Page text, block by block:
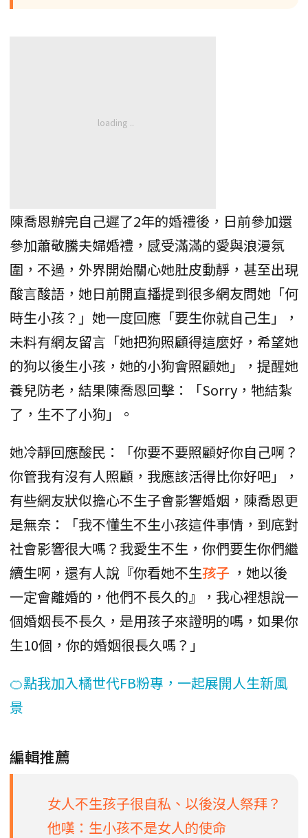
陳喬恩辦完自己遲了2年的婚禮後，日前參加還
參加蕭敬騰夫婦婚禮，感受滿滿的愛與浪漫氛
圍，不過，外界開始關心她肚皮動靜，甚至出現
酸言酸語，她日前開直播提到很多網友問她「何
時生小孩？」她一度回應「要生你就自己生」，
未料有網友留言「她把狗照顧得這麼好，希望她
的狗以後生小孩，她的小狗會照顧她」，提醒她
養兒防老，結果陳喬恩回擊：「Sorry，牠結紮
了，生不了小狗」。
她冷靜回應酸民：「你要不要照顧好你自己啊？
你管我有沒有人照顧，我應該活得比你好吧」，
有些網友狀似擔心不生子會影響婚姻，陳喬恩更
是無奈：「我不懂生不生小孩這件事情，到底對
社會影響很大嗎？我愛生不生，你們要生你們繼
續生啊，還有人說『你看她不生孩子 ，她以後
一定會離婚的，他們不長久的』，我心裡想說一
個婚姻長不長久，是用孩子來證明的嗎，如果你
生10個，你的婚姻很長久嗎？」
🍊點我加入橘世代FB粉專，一起展開人生新風
景
編輯推薦
女人不生孩子很自私、以後沒人祭拜？
他嘆：生小孩不是女人的使命